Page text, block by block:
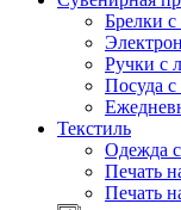
Брелки
Ручки с
Посуда
Текстиль
Одежда
Печать
Печать